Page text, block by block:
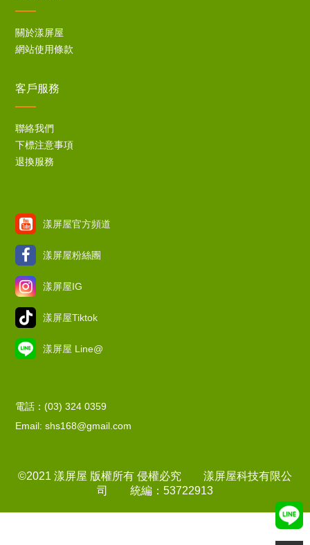
關於漾屏屋
網站使用條款
客戶服務
聯絡我們
下標注意事項
退換服務
漾屏屋官方頻道
漾屏屋粉絲團
漾屏屋IG
漾屏屋Tiktok
漾屏屋 Line@
電話：(03) 324 0359
Email: shs168@gmail.com
©2021 漾屏屋 版權所有 侵權必究 漾屏屋科技有限公
司 統編：53722913